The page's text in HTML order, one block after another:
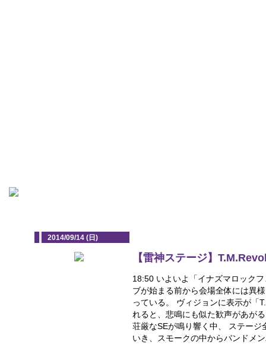
2014/09/14 (日)
【雷神ステージ】
18:50 いよいよ「イナズマロック
ブが始まる前から会場全体には異
っている。 ヴィジョンに表示が「
れると、悲鳴にも似た歓声があが
荘厳なSEが鳴り響く中、 ステー
いき、スモークの中からバンドメ